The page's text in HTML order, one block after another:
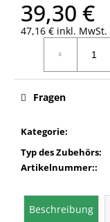
39,30 €
47,16 € inkl. MwSt.
Kategorie:
Typ des Zubehörs:
Artikelnummer::
Fragen
Beschreibung
e